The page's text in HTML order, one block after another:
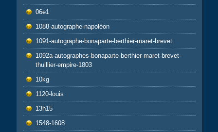
06e1
1088-autographe-napoléon
1091-autographe-bonaparte-berthier-maret-brevet
1092a-autographes-bonaparte-berthier-maret-brevet-
thuillier-empire-1803
10kg
1120-louis
13h15
1548-1608